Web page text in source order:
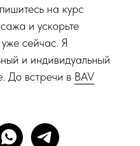
на курс
и ускорьте
сейчас. Я
и индивидуальный
До встречи в BAV